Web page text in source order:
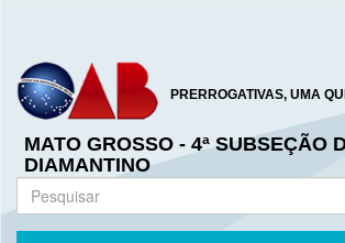
PRERROGATIVAS, UMA
MATO GROSSO - 4ª SUBSEÇÃO
DIAMANTINO